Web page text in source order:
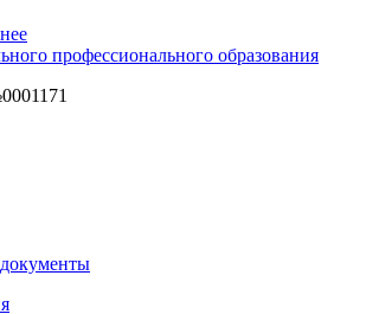
профессионального образования